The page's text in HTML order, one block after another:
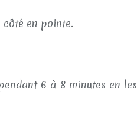
en pointe.
6 à 8 minutes en les